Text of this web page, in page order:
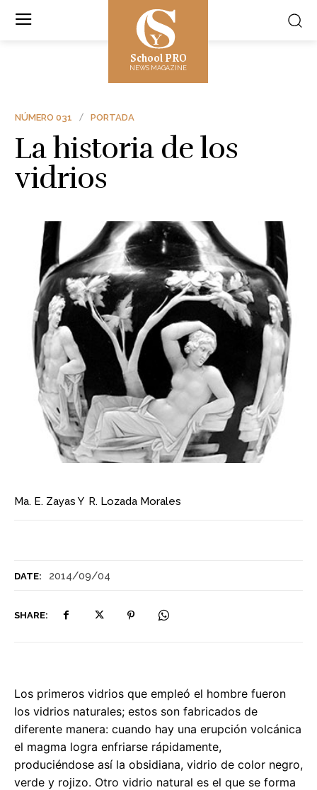
School PRO
NEWS MAGAZINE
DATE: 2014/09/04
SHARE:
NÚMERO 031 PORTADA
La historia de los
vidrios
Ma. E. Zayas Y R. Lozada Morales
Los primeros vidrios que empleó el hombre fueron
los vidrios naturales; estos son fabricados de
diferente manera: cuando hay una erupción volcánica
el magma logra enfriarse rápidamente,
produciéndose así la obsidiana, vidrio de color negro,
verde y rojizo. Otro vidrio natural es el que se forma